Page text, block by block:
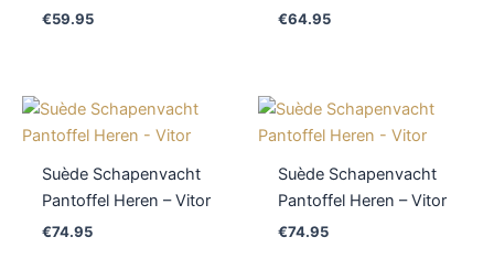
€59.95 €64.95
Suède Schapenvacht
Pantoffel Heren – Vitor
€74.95
Suède Schapenvacht
Pantoffel Heren – Vitor
€74.95